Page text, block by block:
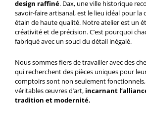
design raffiné. Dax, une ville historique
savoir-faire artisanal, est le lieu idéal pour la
étain de haute qualité. Notre atelier est un
créativité et de précision. C’est pourquoi
fabriqué avec un souci du détail inégalé.
Nous sommes fiers de travailler avec des
qui recherchent des pièces uniques pour
comptoirs sont non seulement
véritables œuvres d’art, incarnant
tradition et modernité.